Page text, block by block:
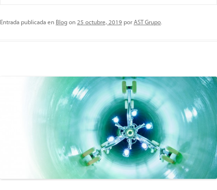
Entrada publicada en Blogon25 octubre, 2019 porAST Grupo.